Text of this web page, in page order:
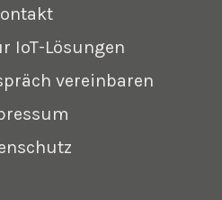
IoT-Lösungen
vereinbaren